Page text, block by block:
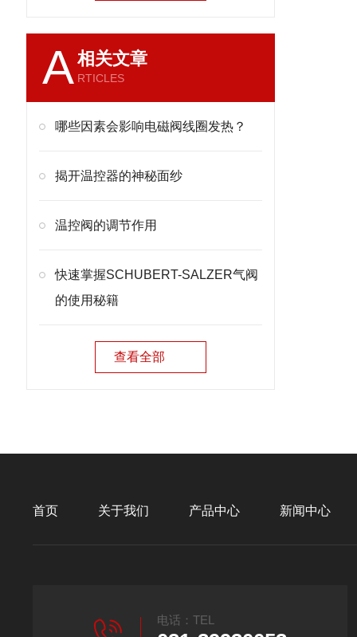
A相关文章
RTICLES
哪些因素会影响电磁阀线圈发热？
揭开温控器的神秘面纱
温控阀的调节作用
快速掌握SCHUBERT-SALZER气阀
的使用秘籍
查看全部
首页 关于我们 产品中心 新闻中心
电话：TEL